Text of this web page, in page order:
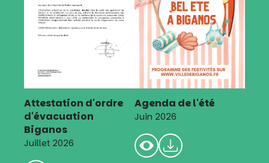
Attestation d'ordre
d'évacuation
Biganos
Juillet 2026
Agenda de l'été
Juin 2026